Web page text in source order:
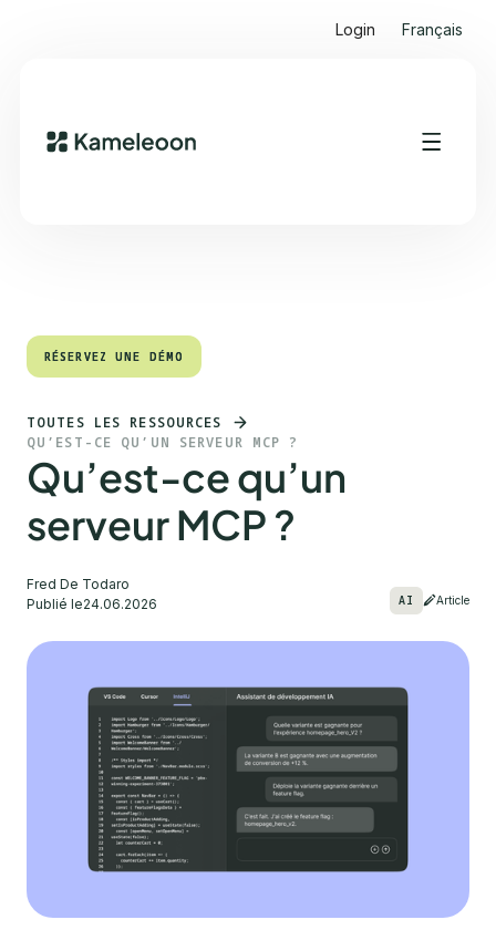
Login Français
Sommaire
RÉSERVEZ UNE DÉMO
RÉSERVEZ UNE DÉMO
TOUTES LES RESSOURCES
QU’EST-CE QU’UN SERVEUR MCP ?
Qu’est-ce qu’un
serveur MCP ?
Fred De Todaro
Publié le24.06.2026 AI Article